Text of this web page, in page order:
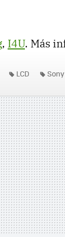
, I4U. Más
LCD Sony